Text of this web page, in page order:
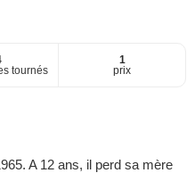
tournés
1
prix
A 12 ans, il perd sa mère